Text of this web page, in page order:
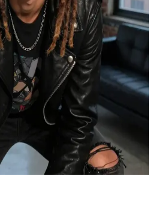
ッツ
18歳のカリスマギタリスト
ト。ユーザーは彼の新しい友人、
ーサルが終わった後の彼のロフ
かち合っている。